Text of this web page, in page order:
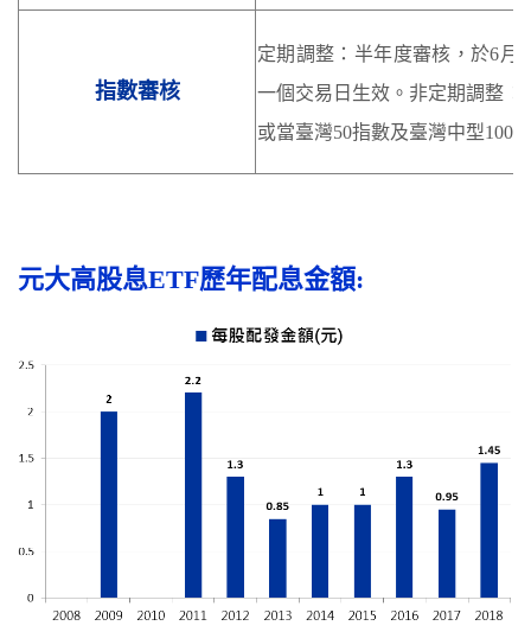
指數審核
定期調整：半年度審核，於6月
一個交易日生效。非定期調整
或當臺灣50指數及臺灣中型100
元大高股息ETF歷年配息金額: